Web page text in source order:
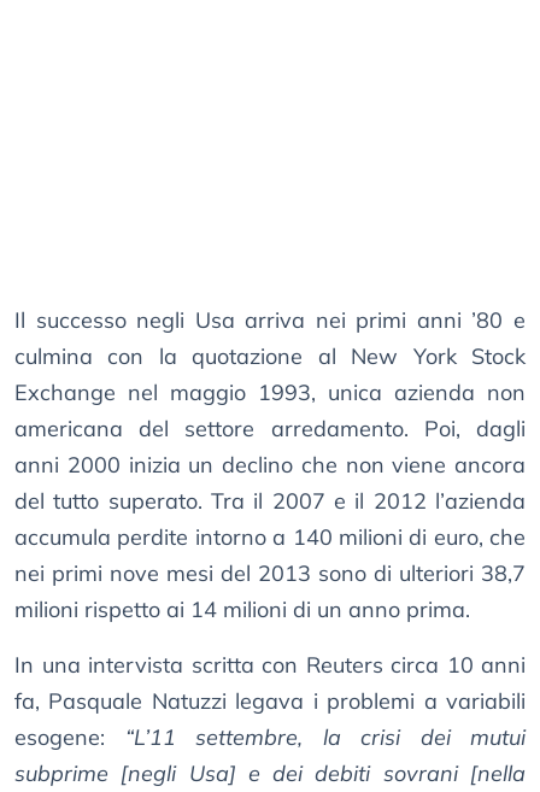
Il successo negli Usa arriva nei primi anni ’80 e
culmina con la quotazione al New York Stock
Exchange nel maggio 1993, unica azienda non
americana del settore arredamento. Poi, dagli
anni 2000 inizia un declino che non viene ancora
del tutto superato. Tra il 2007 e il 2012 l’azienda
accumula perdite intorno a 140 milioni di euro, che
nei primi nove mesi del 2013 sono di ulteriori 38,7
milioni rispetto ai 14 milioni di un anno prima.
In una intervista scritta con Reuters circa 10 anni
fa, Pasquale Natuzzi legava i problemi a variabili
esogene:
“L’11 settembre, la crisi dei mutui
subprime [negli Usa] e dei debiti sovrani [nella